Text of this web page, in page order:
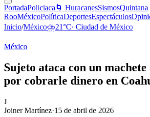
PortadaPoliciaca 🌀 HuracanesSismosQuintana
RooMéxicoPolíticaDeportesEspectáculos
Inicio/México⛈️21°C· Ciudad de México
México
Sujeto ataca con un machete
por cobrarle dinero en
J
Joiner Martínez·15 de abril de 2026